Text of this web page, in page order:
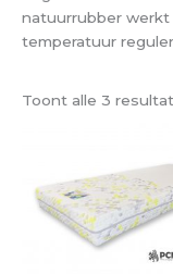
natuurrubber
temperatuur
Toont alle 3